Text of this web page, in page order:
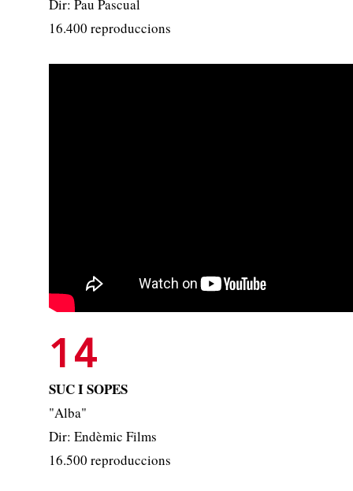
Dir: Pau Pascual
16.400 reproduccions
14
SUC I SOPES
"Alba"
Dir: Endèmic Films
16.500 reproduccions